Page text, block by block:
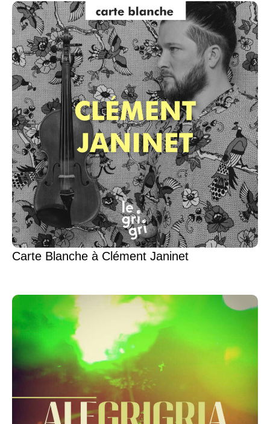
Carte Blanche à Clément Janinet